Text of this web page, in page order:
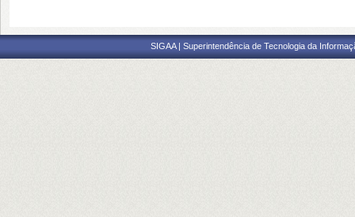
SIGAA | Superintendência de Tecnologia da